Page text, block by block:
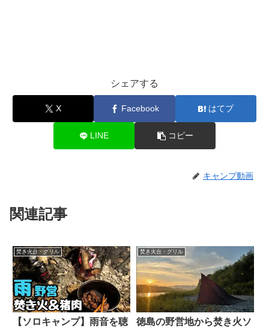
シェアする
X Facebook はてブ
LINE コピー
キャンプ動画
関連記事
焚き火台・グリル
【ソロキャンプ】雨音を聴
焚き火台・グリル
徳島の野営地から焚き火ソ